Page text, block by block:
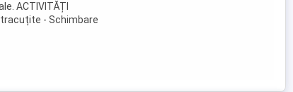
ACTIVITĂȚI
- Schimbare